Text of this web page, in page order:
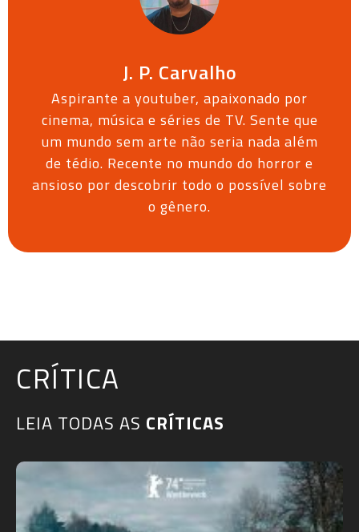
J. P. Carvalho
Aspirante a youtuber, apaixonado por
cinema, música e séries de TV. Sente que
um mundo sem arte não seria nada além
de tédio. Recente no mundo do horror e
ansioso por descobrir todo o possível sobre
o gênero.
CRÍTICA
LEIA TODAS AS CRÍTICAS​